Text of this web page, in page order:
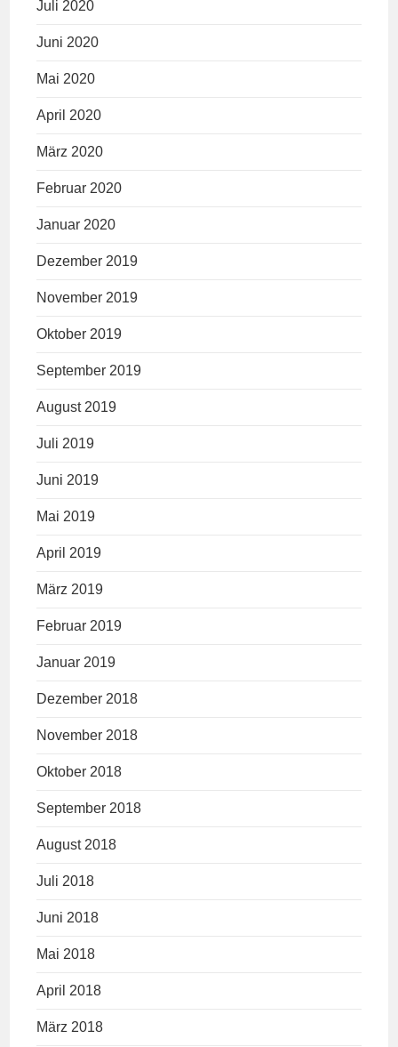
Juli 2020
Juni 2020
Mai 2020
April 2020
März 2020
Februar 2020
Januar 2020
Dezember 2019
November 2019
Oktober 2019
September 2019
August 2019
Juli 2019
Juni 2019
Mai 2019
April 2019
März 2019
Februar 2019
Januar 2019
Dezember 2018
November 2018
Oktober 2018
September 2018
August 2018
Juli 2018
Juni 2018
Mai 2018
April 2018
März 2018